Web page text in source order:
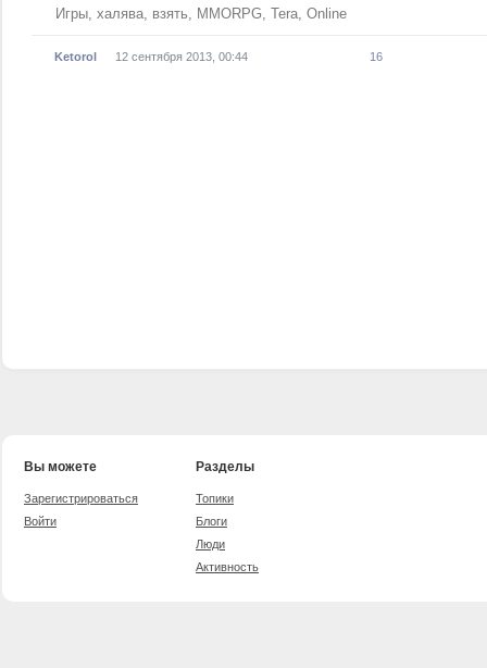
Игры, халява, взять, MMORPG, Tera, Online
Ketorol 12 сентября 2013, 00:44 16
Вы можете
Зарегистрироваться
Войти
Разделы
Топики
Блоги
Люди
Активность